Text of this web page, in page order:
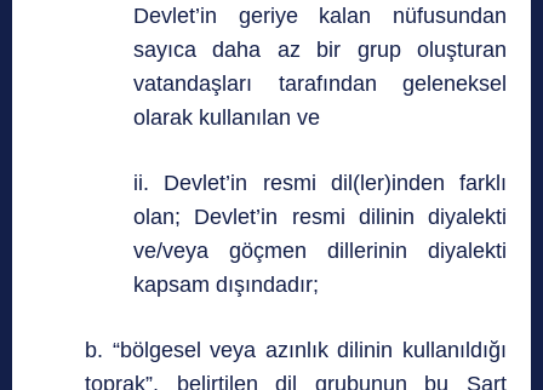
Devlet’in geriye kalan nüfusundan
sayıca daha az bir grup oluşturan
vatandaşları tarafından geleneksel
olarak kullanılan ve
ii. Devlet’in resmi dil(ler)inden farklı
olan; Devlet’in resmi dilinin diyalekti
ve/veya göçmen dillerinin diyalekti
kapsam dışındadır;
b. “bölgesel veya azınlık dilinin kullanıldığı
toprak”, belirtilen dil grubunun bu Şart